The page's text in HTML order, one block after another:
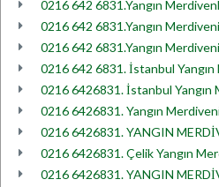
0216 642 6831.Yangın
0216 642 6831.Yangın Merdiveni
0216 642 6831.Yangın
0216 642 6831. İstanbul
0216 6426831. İstanbul Yangın
0216 6426831. Yangın
0216 6426831. YANGIN
0216 6426831. Çelik Yangın
0216 6426831. YANGIN